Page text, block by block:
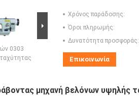
0303
Χρόνος παράδοσης:
Όροι πληρωμής:
Δυνατότητα προσφοράς:
Επικοινωνία
μηχανή βελόνων υψηλής